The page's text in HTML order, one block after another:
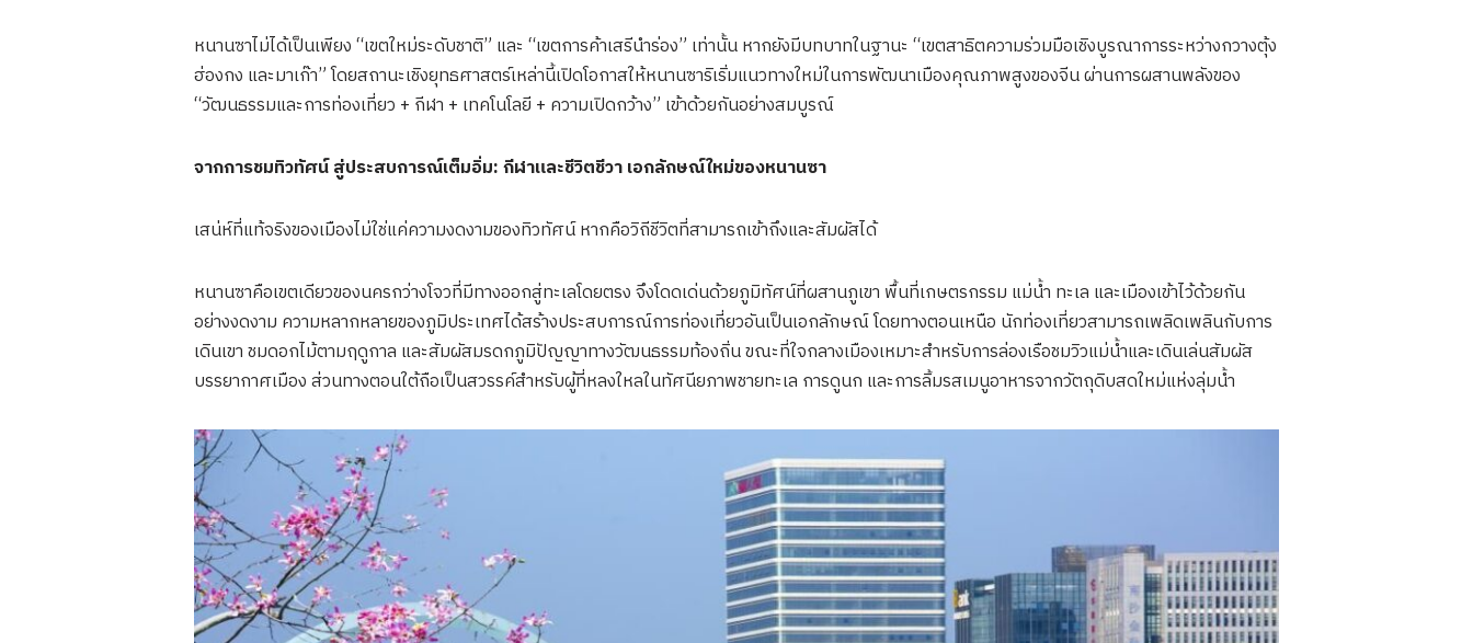
หนานซาไม่ได้เป็นเพียง “เขตใหม่ระดับชาติ” และ “เขตการค้าเสรีนำร่อง” เท่านั้น หากยังมีบทบาทในฐานะ “เขตสาธิตความร่วมมือเชิงบูรณาการระหว่างกวางตุ้ง
ฮ่องกง และมาเก๊า” โดยสถานะเชิงยุทธศาสตร์เหล่านี้เปิดโอกาสให้หนานซาริเริ่มแนวทางใหม่ในการพัฒนาเมืองคุณภาพสูงของจีน ผ่านการผสานพลังของ
“วัฒนธรรมและการท่องเที่ยว + กีฬา + เทคโนโลยี + ความเปิดกว้าง” เข้าด้วยกันอย่างสมบูรณ์
จากการชมทิวทัศน์ สู่ประสบการณ์เต็มอิ่ม: กีฬาและชีวิตชีวา เอกลักษณ์ใหม่ของหนานซา
เสน่ห์ที่แท้จริงของเมืองไม่ใช่แค่ความงดงามของทิวทัศน์ หากคือวิถีชีวิตที่สามารถเข้าถึงและสัมผัสได้
หนานซาคือเขตเดียวของนครกว่างโจวที่มีทางออกสู่ทะเลโดยตรง จึงโดดเด่นด้วยภูมิทัศน์ที่ผสานภูเขา พื้นที่เกษตรกรรม แม่น้ำ ทะเล และเมืองเข้าไว้ด้วยกัน
อย่างงดงาม ความหลากหลายของภูมิประเทศได้สร้างประสบการณ์การท่องเที่ยวอันเป็นเอกลักษณ์ โดยทางตอนเหนือ นักท่องเที่ยวสามารถเพลิดเพลินกับการ
เดินเขา ชมดอกไม้ตามฤดูกาล และสัมผัสมรดกภูมิปัญญาทางวัฒนธรรมท้องถิ่น ขณะที่ใจกลางเมืองเหมาะสำหรับการล่องเรือชมวิวแม่น้ำและเดินเล่นสัมผัส
บรรยากาศเมือง ส่วนทางตอนใต้ถือเป็นสวรรค์สำหรับผู้ที่หลงใหลในทัศนียภาพชายทะเล การดูนก และการลิ้มรสเมนูอาหารจากวัตถุดิบสดใหม่แห่งลุ่มน้ำ